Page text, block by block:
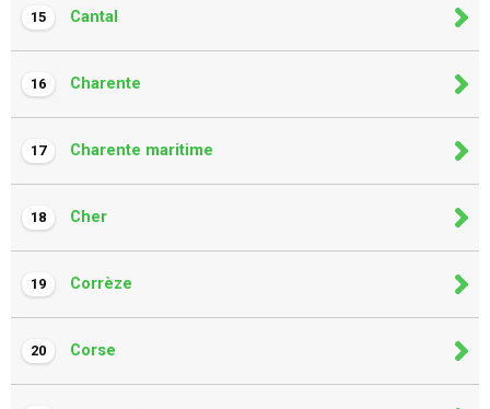
15 Cantal
16 Charente
17 Charente maritime
18 Cher
19 Corrèze
20 Corse